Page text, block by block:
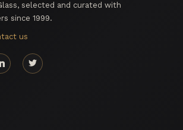
selected and curated with
since 1999.
us